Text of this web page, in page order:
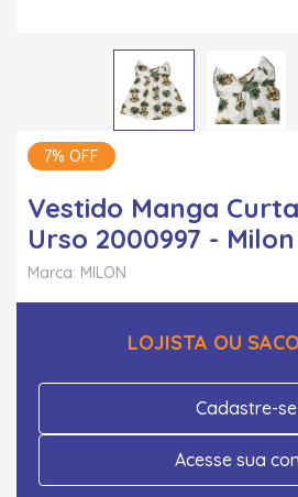
7% OFF
Vestido Manga
Urso 2000997 - Milon
Marca: MILON
LOJISTA OU
Cadastre-se
Acesse sua